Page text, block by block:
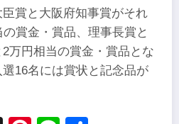
賞と大阪府知事賞がそれ
賞金・賞品、理事長賞と
万円相当の賞金・賞品とな
16名には賞状と記念品が